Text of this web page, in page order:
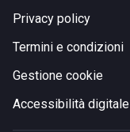
Privacy policy
Termini e condizioni
Gestione cookie
Accessibilità digitale